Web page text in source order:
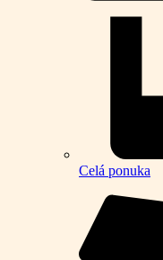
Celá ponuka